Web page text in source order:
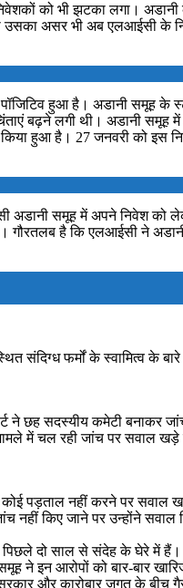
को भी झटका लगा।
उसका असर भी अब एलआईसी के
हुआ है। अडानी समूह के
बढ़ने लगी थी। अडानी समूह
हुआ है। 27 जनवरी को इस
समूह में अपने निवेश को
है कि एलआईसी ने
संदिग्ध फर्मों के स्वामित्व के
ने छह सदस्यीय कमेटी
में चल रही जांच पर सवाल
कोई पड़ताल नहीं करने पर
किए जाने पर उन्होंने सवाल
दो साल से संदेह के घेरे में हैं।
ने इन आरोपों को बार-बार
और कारोबार जगत के